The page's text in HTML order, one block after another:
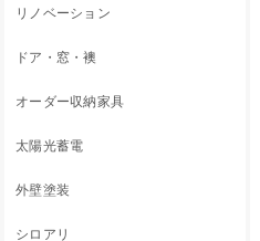
リノベーション
ドア・窓・襖
オーダー収納家具
太陽光蓄電
外壁塗装
シロアリ